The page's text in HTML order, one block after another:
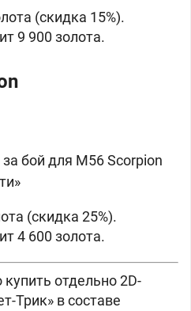
(скидка 15%).
9 900 золота.
бой для M56 Scorpion
(скидка 25%).
4 600 золота.
отдельно 2D-
Трик» в составе